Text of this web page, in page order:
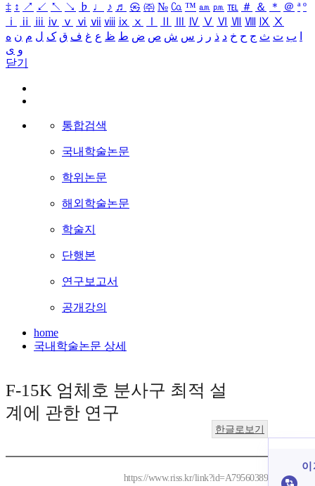
‡ ↕ ↗ ↙ ↖ ↘ ♭ ♩ ♪ ♬ ㉿ ㈜ № ㏇ ™ ㏂ ㏘ ℡ ＃ ＆ ＊ ＠ ª º
ⅰ
ⅱ ⅲ ⅳ ⅴ ⅵ ⅶ ⅷ ⅸ ⅹ Ⅳ Ⅴ Ⅵ Ⅶ Ⅷ Ⅸ Ⅹ
ب ت ث ج ح خ د ذ ر ز س ش ص ض ط ظ ع غ ف ق ک ل م ن ه
و ی
닫기
통합검색
국내학술논문
학위논문
해외학술논문
학술지
단행본
연구보고서
공개강의
home
국내학술논문 상세
F-15K 엄체호 분사구 최적 설
계에 관한 연구
한글로보기
https://www.riss.kr/link?id=A79560389
이